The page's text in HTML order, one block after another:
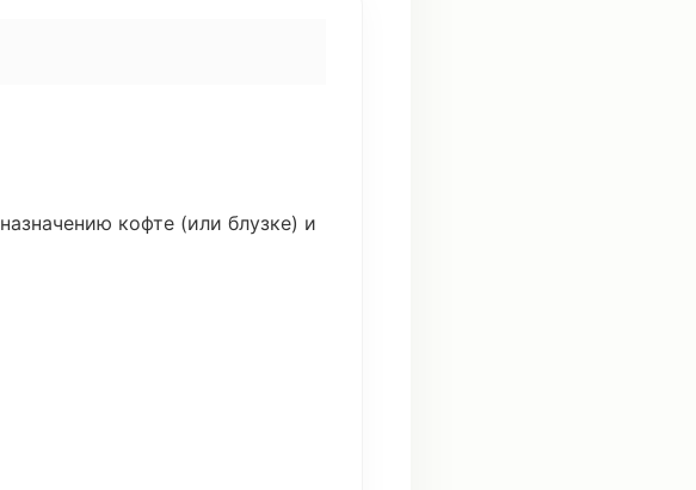
назначению кофте (или блузке) и